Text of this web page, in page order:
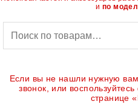
и по
Если вы не нашли нужную
звонок, или
странице